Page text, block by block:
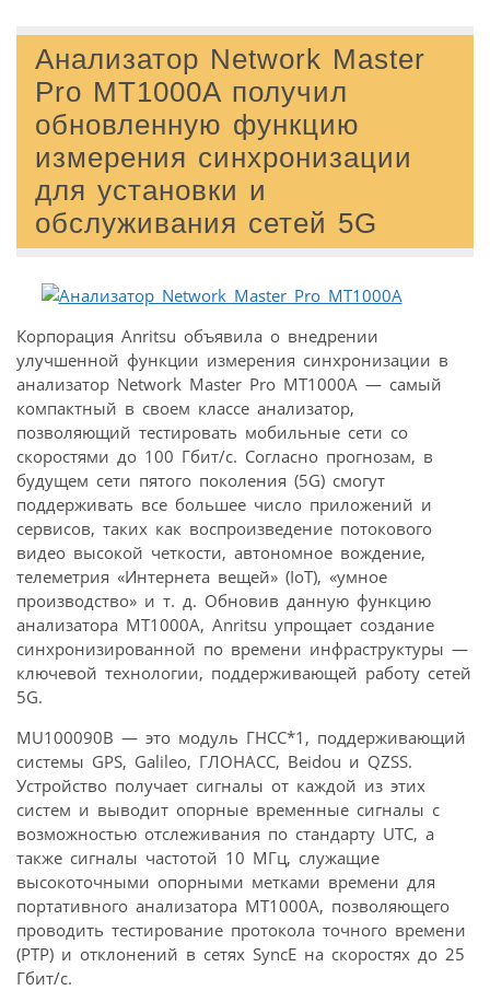
Анализатор Network Master
Pro MT1000A получил
обновленную функцию
измерения синхронизации
для установки и
обслуживания сетей 5G
Корпорация Anritsu объявила о внедрении
улучшенной функции измерения синхронизации в
анализатор Network Master Pro MT1000A — самый
компактный в своем классе анализатор,
позволяющий тестировать мобильные сети со
скоростями до 100 Гбит/с. Согласно прогнозам, в
будущем сети пятого поколения (5G) смогут
поддерживать все большее число приложений и
сервисов, таких как воспроизведение потокового
видео высокой четкости, автономное вождение,
телеметрия «Интернета вещей» (IoT), «умное
производство» и т. д. Обновив данную функцию
анализатора MT1000A, Anritsu упрощает создание
синхронизированной по времени инфраструктуры —
ключевой технологии, поддерживающей работу сетей
5G.
MU100090B — это модуль ГНСС*1, поддерживающий
системы GPS, Galileo, ГЛОНАСС, Beidou и QZSS.
Устройство получает сигналы от каждой из этих
систем и выводит опорные временные сигналы с
возможностью отслеживания по стандарту UTC, а
также сигналы частотой 10 МГц, служащие
высокоточными опорными метками времени для
портативного анализатора MT1000A, позволяющего
проводить тестирование протокола точного времени
(PTP) и отклонений в сетях SyncE на скоростях до 25
Гбит/с.